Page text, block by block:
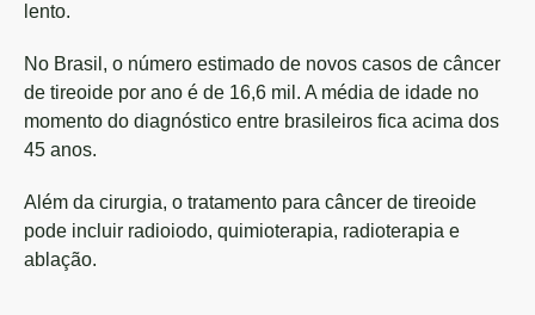
lento.
No Brasil, o número estimado de novos casos de câncer
de tireoide por ano é de 16,6 mil. A média de idade no
momento do diagnóstico entre brasileiros fica acima dos
45 anos.
Além da cirurgia, o tratamento para câncer de tireoide
pode incluir radioiodo, quimioterapia, radioterapia e
ablação.